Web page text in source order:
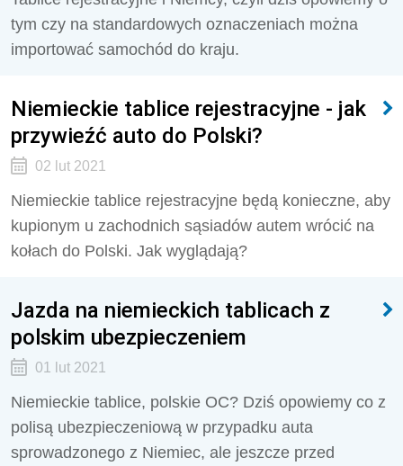
tym czy na standardowych oznaczeniach można
importować samochód do kraju.
Niemieckie tablice rejestracyjne - jak
przywieźć auto do Polski?
02 lut 2021
Niemieckie tablice rejestracyjne będą konieczne, aby
kupionym u zachodnich sąsiadów autem wrócić na
kołach do Polski. Jak wyglądają?
Jazda na niemieckich tablicach z
polskim ubezpieczeniem
01 lut 2021
Niemieckie tablice, polskie OC? Dziś opowiemy co z
polisą ubezpieczeniową w przypadku auta
sprowadzonego z Niemiec, ale jeszcze przed